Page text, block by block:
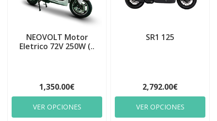
NEOVOLT Motor
Eletrico 72V 250W (..
1,350.00€
VER OPCIONES
SR1 125
2,792.00€
VER OPCIONES